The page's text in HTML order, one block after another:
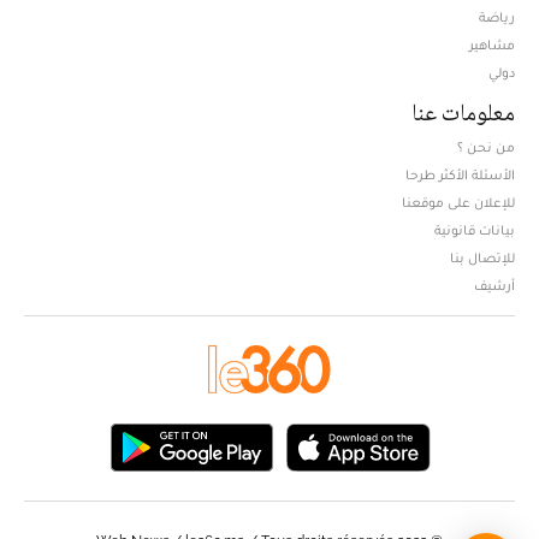
رياضة
مشاهير
دولي
معلومات عنا
من نحن ؟
الأسئلة الأكثر طرحا
للإعلان على موقعنا
بيانات قانونية
للإتصال بنا
أرشيف